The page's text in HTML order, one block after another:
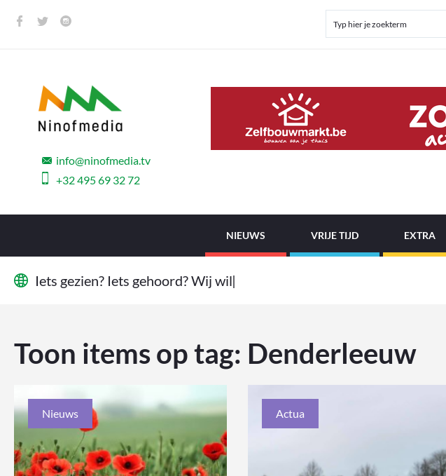
info@ninofmedia.tv
+32 495 69 32 72
NIEUWS VRIJE TIJD EXTRA
Iets gezien? Iets gehoord?Wij will
Toon items op tag: Denderleeuw
Nieuws Actua